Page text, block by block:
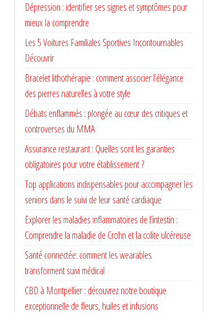
Dépression : identifier ses signes et symptômes pour
mieux la comprendre
Les 5 Voitures Familiales Sportives Incontournables
Découvrir
Bracelet lithothérapie : comment associer l’élégance
des pierres naturelles à votre style
Débats enflammés : plongée au cœur des critiques et
controverses du MMA
Assurance restaurant : Quelles sont les garanties
obligatoires pour votre établissement ?
Top applications indispensables pour accompagner les
seniors dans le suivi de leur santé cardiaque
Explorer les maladies inflammatoires de l’intestin :
Comprendre la maladie de Crohn et la colite ulcéreuse
Santé connectée: comment les wearables
transforment suivi médical
CBD à Montpellier : découvrez notre boutique
exceptionnelle de fleurs, huiles et infusions